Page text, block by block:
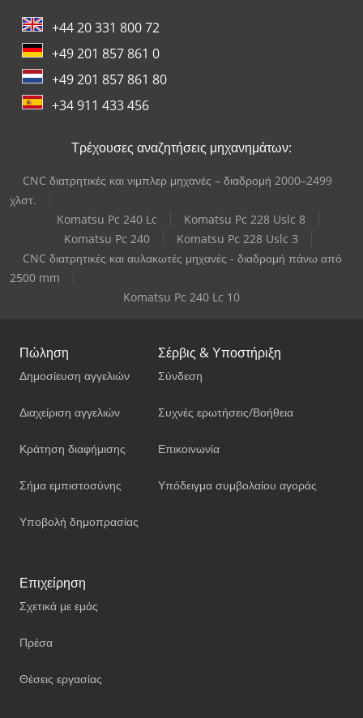
+44 20 331 800 72
+49 201 857 861 0
+49 201 857 861 80
+34 911 433 456
Τρέχουσες αναζητήσεις μηχανημάτων:
CNC διατρητικές και νιμπλερ μηχανές – διαδρομή 2000–2499
χλστ.
Komatsu Pc 240 Lc
Komatsu Pc 228 Uslc 8
Komatsu Pc 240
Komatsu Pc 228 Uslc 3
CNC διατρητικές και αυλακωτές μηχανές - διαδρομή πάνω από
2500 mm
Komatsu Pc 240 Lc 10
Πώληση
Δημοσίευση αγγελιών
Διαχείριση αγγελιών
Κράτηση διαφήμισης
Σήμα εμπιστοσύνης
Υποβολή δημοπρασίας
Σέρβις & Υποστήριξη
Σύνδεση
Συχνές ερωτήσεις/Βοήθεια
Επικοινωνία
Υπόδειγμα συμβολαίου αγοράς
Επιχείρηση
Σχετικά με εμάς
Πρέσα
Θέσεις εργασίας